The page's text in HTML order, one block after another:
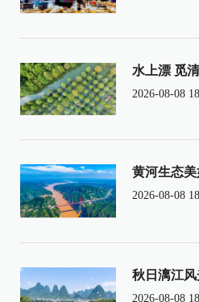
水上漂 觅
2026-08-08
黄河生态
2026-08-08
秋日漓江
2026-08-08